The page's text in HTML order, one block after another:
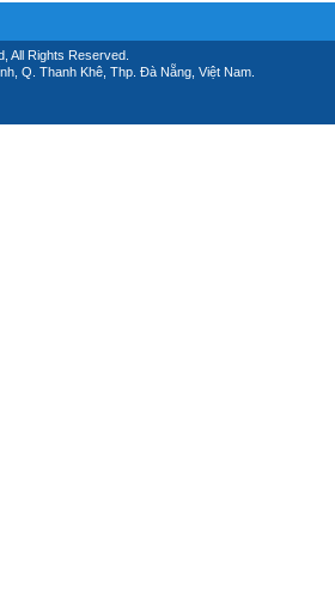
All Rights Reserved.
Q. Thanh Khê, Thp. Đà Nẵng, Việt Nam.